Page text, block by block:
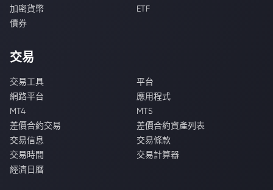
加密貨幣
ETF
債券
交易
交易工具
平台
網路平台
應用程式
MT4
MT5
差價合約交易
差價合約資產列表
交易信息
交易條款
交易時間
交易計算器
經濟日曆